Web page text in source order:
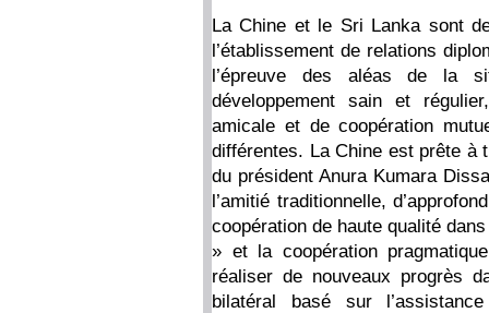
La Chine et le Sri Lanka sont
l’établissement de relations
l’épreuve des aléas de la
développement sain et
amicale et de coopération
différentes. La Chine est prête
du président Anura Kumara
l’amitié traditionnelle,
coopération de haute qualité
» et la coopération
réaliser de nouveaux progrès
bilatéral basé sur